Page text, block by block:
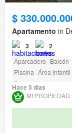
$
Apartamento in
3 2
Aparcadero Balcón
Piscina Área infantil
Acceso para
Hace 3 días
MI PROPIEDAD